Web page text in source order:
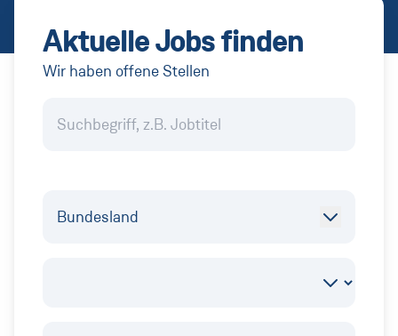
Aktuelle Jobs finden
Wir haben offene Stellen